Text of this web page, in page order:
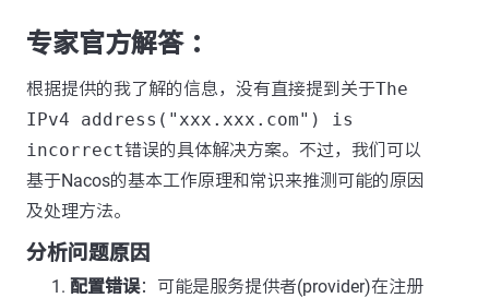
专家官方解答 ：
根据提供的我了解的信息，没有直接提到关于The
IPv4 address("xxx.xxx.com") is
incorrect错误的具体解决方案。不过，我们可以
基于Nacos的基本工作原理和常识来推测可能的原因
及处理方法。
分析问题原因
配置错误：可能是服务提供者(provider)在注册